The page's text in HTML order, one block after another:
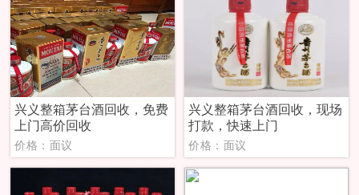
兴义整箱茅台酒回收，免费
上门高价回收
价格：面议
兴义整箱茅台酒回收，现场
打款，快速上门
价格：面议